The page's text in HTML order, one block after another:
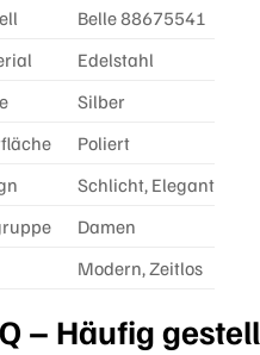
Belle 88675541
Edelstahl
Silber
Poliert
Schlicht, Elegant
Damen
Modern, Zeitlos
– Häufig